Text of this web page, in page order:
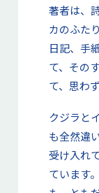
著者は、
カのふた
日記、手
て、その
て、思わ
クジラと
も全然違
受け入れ
ています